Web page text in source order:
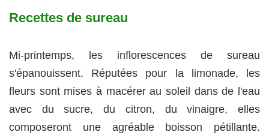
Recettes de sureau
Mi-printemps, les inflorescences de sureau
s'épanouissent. Réputées pour la limonade, les
fleurs sont mises à macérer au soleil dans de l'eau
avec du sucre, du citron, du vinaigre, elles
composeront une agréable boisson pétillante.